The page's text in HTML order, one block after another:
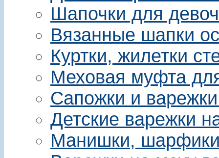
Шапочки для
Вязанные шапки
Куртки, жилетки
Меховая муфта
Сапожки и
Детские варежки
Манишки,